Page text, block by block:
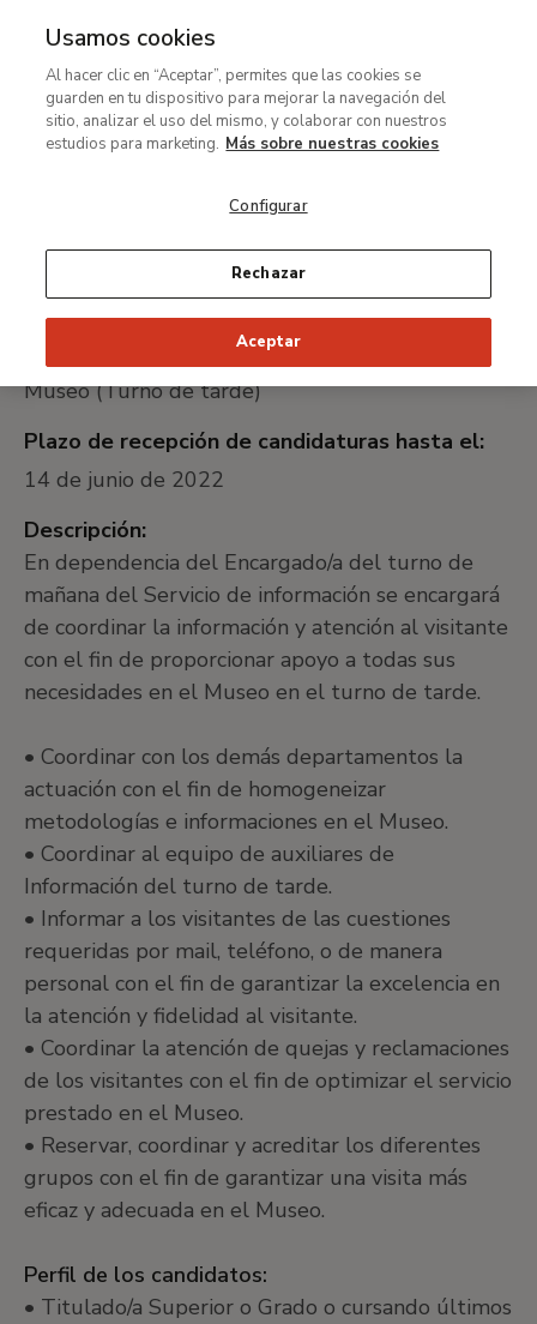
MENÚ
contenido
principal
Ruta
de
Trabaja con nosotros
Encargado/a de Servicio de
Información del Museo
(Turno de tarde)
Nombre del puesto:
Encargado/a de Servicio de Información del
Museo (Turno de tarde)
Plazo de recepción de candidaturas hasta el:
14 de junio de 2022
Descripción:
En dependencia del Encargado/a del turno de
mañana del Servicio de información se encargará
de coordinar la información y atención al visitante
con el fin de proporcionar apoyo a todas sus
necesidades en el Museo en el turno de tarde.
• Coordinar con los demás departamentos la
actuación con el fin de homogeneizar
metodologías e informaciones en el Museo.
• Coordinar al equipo de auxiliares de
Información del turno de tarde.
• Informar a los visitantes de las cuestiones
requeridas por mail, teléfono, o de manera
personal con el fin de garantizar la excelencia en
la atención y fidelidad al visitante.
• Coordinar la atención de quejas y reclamaciones
de los visitantes con el fin de optimizar el servicio
prestado en el Museo.
• Reservar, coordinar y acreditar los diferentes
grupos con el fin de garantizar una visita más
eficaz y adecuada en el Museo.
Perfil de los candidatos:
• Titulado/a Superior o Grado o cursando últimos
Usamos cookies
Al hacer clic en “Aceptar”, permites que las cookies se
guarden en tu dispositivo para mejorar la navegación del
sitio, analizar el uso del mismo, y colaborar con nuestros
estudios para marketing. Más sobre nuestras cookies
Configurar
Rechazar
Aceptar